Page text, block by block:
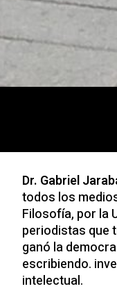
Dr. Gabriel
todos los
Filosofía, por la
periodistas que
ganó la
escribiendo.
intelectual.